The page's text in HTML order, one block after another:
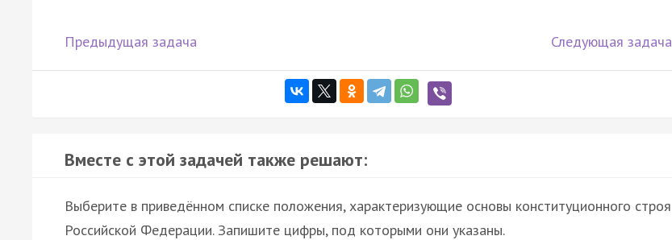
Предыдущая задача Следующая задача
Вместе с этой задачей также решают:
Выберите в приведённом списке положения, характеризующие основы конституционного строя
Российской Федерации. Запишите цифры, под которыми они указаны.